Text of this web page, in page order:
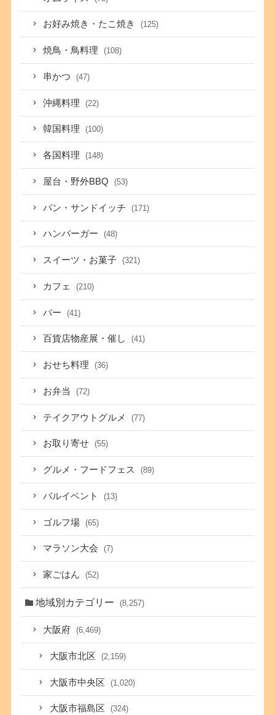
お好み焼き・たこ焼き (125)
焼鳥・鳥料理 (108)
串かつ (47)
沖縄料理 (22)
韓国料理 (100)
各国料理 (148)
屋台・野外BBQ (53)
パン・サンドイッチ (171)
ハンバーガー (48)
スイーツ・お菓子 (321)
カフェ (210)
バー (41)
百貨店物産展・催し (41)
おせち料理 (36)
お弁当 (72)
テイクアウトグルメ (77)
お取り寄せ (55)
グルメ・フードフェス (89)
バルイベント (13)
ゴルフ場 (65)
マラソン大会 (7)
家ごはん (52)
地域別カテゴリー (8,257)
大阪府 (6,469)
大阪市北区 (2,159)
大阪市中央区 (1,020)
大阪市福島区 (324)